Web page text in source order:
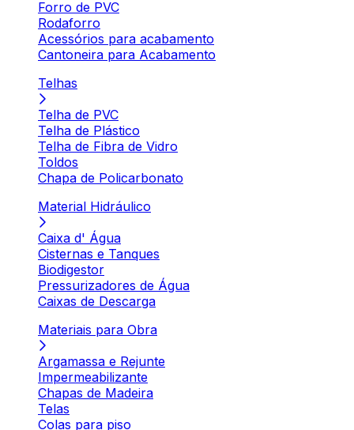
Forro de PVC
Rodaforro
Acessórios para acabamento
Cantoneira para Acabamento
Telhas
Telha de PVC
Telha de Plástico
Telha de Fibra de Vidro
Toldos
Chapa de Policarbonato
Material Hidráulico
Caixa d' Água
Cisternas e Tanques
Biodigestor
Pressurizadores de Água
Caixas de Descarga
Materiais para Obra
Argamassa e Rejunte
Impermeabilizante
Chapas de Madeira
Telas
Colas para piso